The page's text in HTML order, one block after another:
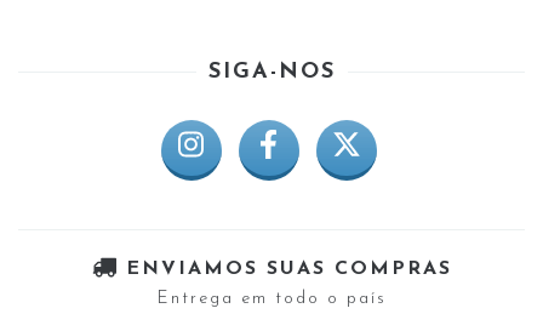
SIGA-NOS
ENVIAMOS SUAS COMPRAS
Entrega em todo o país